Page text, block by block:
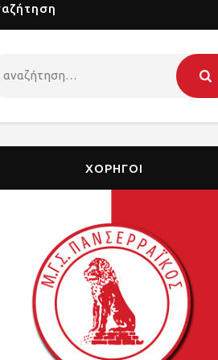
ΧΟΡΗΓΟΙ